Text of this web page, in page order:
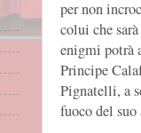
per non
colui che
enigmi potrà
Principe
Pignatelli, a
fuoco del suo